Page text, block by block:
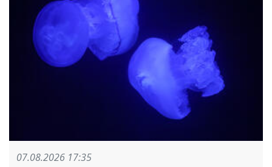
07.08.2026 17:35